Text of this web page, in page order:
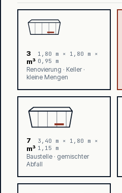
3
m³
1,80 m × 1,80 m ×
0,95 m
Renovierung · Keller ·
kleine Mengen
7
m³
3,40 m × 1,80 m ×
1,15 m
Baustelle · gemischter
Abfall